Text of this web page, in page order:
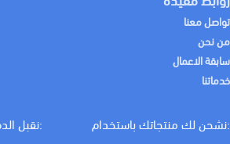
تواصل معنا
من نحن
سابقة الاعمال
خدماتنا
:نقبل :نشحن لك منتجاتك باستخدام
كيف يمكننا المساعدة اليوم؟